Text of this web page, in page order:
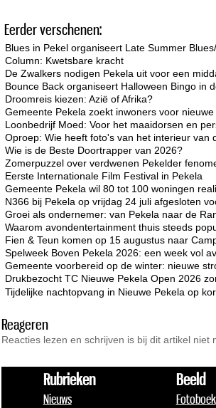
Eerder verschenen:
Blues in Pekel organiseert Late Summer
Column: Kwetsbare kracht
De Zwalkers nodigen Pekela uit voor een
Bounce Back organiseert Halloween Bingo in
Droomreis kiezen: Azië of Afrika?
Gemeente Pekela zoekt inwoners voor
Loonbedrijf Moed: Voor het maaidorsen en
Oproep: Wie heeft foto's van het interieur van
Wie is de Beste Doortrapper van 2026?
Zomerpuzzel over verdwenen Pekelder
Eerste Internationale Film Festival in Pekela
Gemeente Pekela wil 80 tot 100 woningen
N366 bij Pekela op vrijdag 24 juli afgesloten
Groei als ondernemer: van Pekela naar de
Waarom avondentertainment thuis steeds
Fien & Teun komen op 15 augustus naar
Spelweek Boven Pekela 2026: een week vol
Gemeente voorbereid op de winter: nieuwe
Drukbezocht TC Nieuwe Pekela Open 2026
Tijdelijke nachtopvang in Nieuwe Pekela op
Reageren
Reacties lezen en schrijven is bij dit artikel niet
Rubrieken
Nieuws
Beeld
Fotoboek